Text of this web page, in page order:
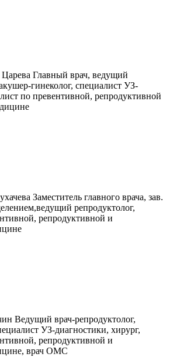
Царева Главный врач, ведущий
гинеколог, специалист УЗ-
по превентивной, репродуктивной
Заместитель главного врача, зав.
репродуктолог,
репродуктивной и
Ведущий врач-репродуктолог,
УЗ-диагностики, хирург,
репродуктивной и
врач ОМС